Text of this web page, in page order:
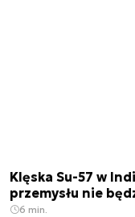
Klęska Su-57 w
przemysłu nie
6 min.